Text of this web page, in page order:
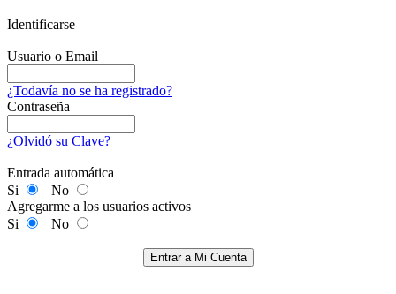
Identificarse
Usuario o Email
¿Todavía no se ha registrado?
Contraseña
¿Olvidó su Clave?
Entrada automática
Si
No
Agregarme a los usuarios activos
Si
No
Entrar a Mi Cuenta